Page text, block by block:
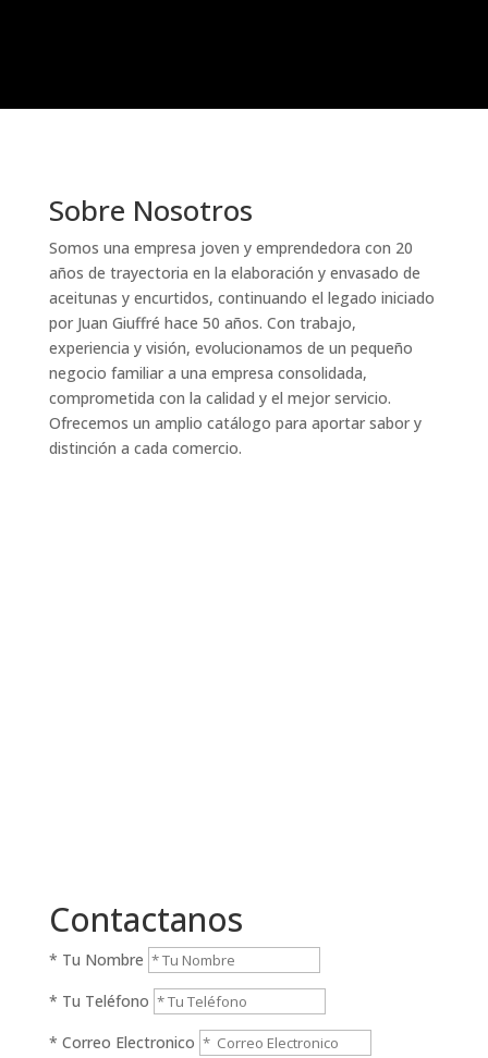
Sobre Nosotros
Somos una empresa joven y emprendedora con 20
años de trayectoria en la elaboración y envasado de
aceitunas y encurtidos, continuando el legado iniciado
por Juan Giuffré hace 50 años. Con trabajo,
experiencia y visión, evolucionamos de un pequeño
negocio familiar a una empresa consolidada,
comprometida con la calidad y el mejor servicio.
Ofrecemos un amplio catálogo para aportar sabor y
distinción a cada comercio.
Contactanos
* Tu Nombre
* Tu Teléfono
* Correo Electronico